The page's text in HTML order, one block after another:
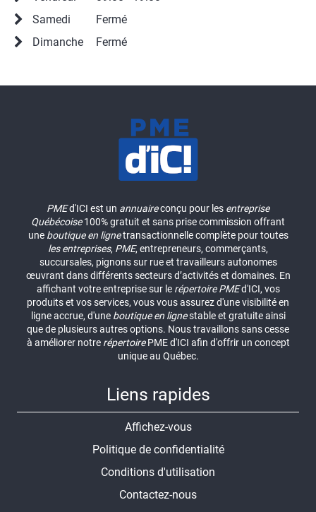
Samedi
Fermé
Dimanche
Fermé
PMEd'ICI est un annuaireconçu pour les entreprise
Québécoise100% gratuit et sans prise commission offrant
une boutique en lignetransactionnelle complète pour toutes
les entreprises, PME, entrepreneurs, commerçants,
succursales, pignons sur rue et travailleurs autonomes
œuvrant dans différents secteurs d’activités et domaines. En
affichant votre entreprise sur le répertoire PMEd'ICI, vos
produits et vos services, vous vous assurez d'une visibilité en
ligne accrue, d'une boutique en lignestable et gratuite ainsi
que de plusieurs autres options. Nous travaillons sans cesse
à améliorer notre répertoirePME d'ICI afin d'offrir un concept
unique au Québec.
Liens rapides
Affichez-vous
Politique de confidentialité
Conditions d'utilisation
Contactez-nous